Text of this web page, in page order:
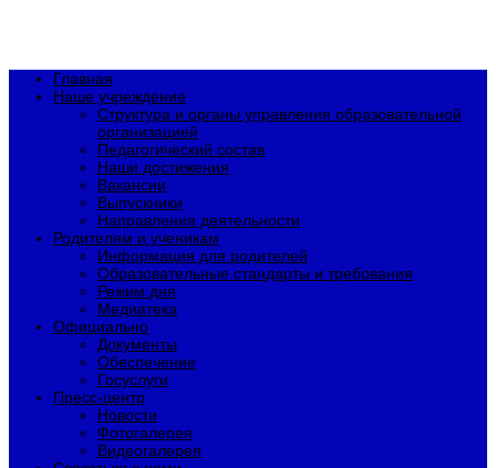
Главная
Наше учреждение
Структура и органы управления образовательной
организацией
Педагогический состав
Наши достижения
Вакансии
Выпускники
Направления деятельности
Родителям и ученикам
Информация для родителей
Образовательные стандарты и требования
Режим дня
Медиатека
Официально
Документы
Обеспечение
Госуслуги
Пресс-центр
Новости
Фотогалерея
Видеогалерея